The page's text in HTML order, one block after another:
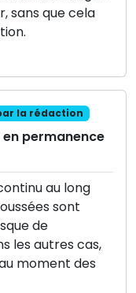
sans que cela
la rédaction
permanence
au long
sont
de
les autres cas,
moment des